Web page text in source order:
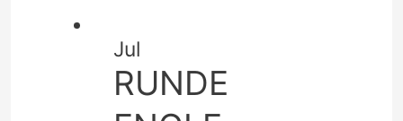
flere
varianter.
Mulighederne
kan
Jul
RUNDE